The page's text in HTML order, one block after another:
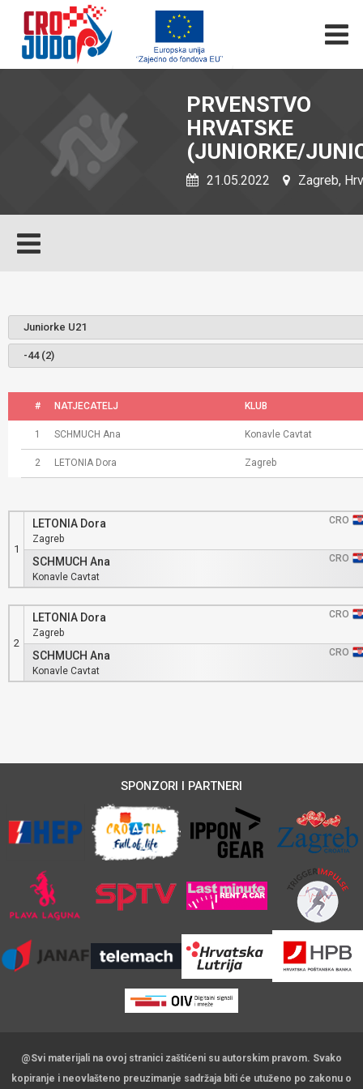
PRVENSTVO
HRVATSKE
(JUNIORKE/
21.05.2022 Zagreb,
# NATJECATELJ KLUB
1 SCHMUCH Ana Konavle Cavtat
2 LETONIA Dora Zagreb
1
LETONIA Dora
CRO
Zagreb
SCHMUCH Ana
CRO
Konavle Cavtat
2
LETONIA Dora
CRO
Zagreb
SCHMUCH Ana
CRO
Konavle Cavtat
SPONZORI I PARTNERI
@Svi materijali na ovoj stranici zaštićeni su autorskim pravom. Svako
kopiranje i neovlašteno preuzimanje sadržaja biti će utuženo po zakonu o